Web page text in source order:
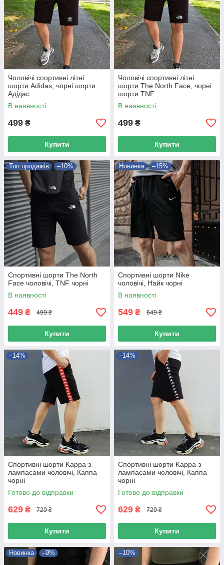
Чоловічі спортивні літні
шорти Adidas, чорні шорти
Адідас
В наявності
499 ₴
Купити
Чоловічі спортивні літні
шорти The North Face, чорні
шорти TNF
В наявності
499 ₴
Купити
Топ продажів –10%
Спортивні шорти The North
Face чоловічі, TNF чорні
В наявності
449 ₴ 499 ₴
Купити
Новинка –15%
Спортивні шорти Nike
чоловічі, Найк чорні
В наявності
549 ₴ 649 ₴
Купити
–14%
Спортивні шорти Kappa з
лампасами чоловічі, Каппа
чорні
Готово до відправки
629 ₴ 729 ₴
Купити
–14%
Спортивні шорти Kappa з
лампасами чоловічі, Каппа
чорні
Готово до відправки
629 ₴ 729 ₴
Купити
Новинка –9% –10%